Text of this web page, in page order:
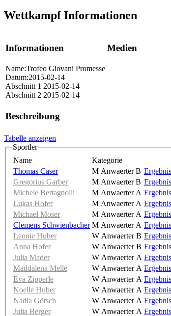
Wettkampf Informationen
Informationen Medien
Name:Trofeo Giovani Promesse
Datum:2015-02-14
Abschnitt 1 2015-02-14
Abschnitt 2 2015-02-14
Beschreibung
Tabelle anzeigen
Sportler
Name
Kategorie
Thomas Caser
M Anwaerter B
Gregorius Garber
M Anwaerter B
Michele Bertagnolli
M Anwaerter A
Lukas Hofer
M Anwaerter A
Michael Moser
M Anwaerter A
Clemens Schwienbacher M Anwaerter A
Leonie Huber
W Anwaerter B
Anna Hofer
W Anwaerter B
Julia Mader
W Anwaerter A
Maddalena Melle
W Anwaerter A
Eva Zipperle
W Anwaerter A
Noelle Huber
W Anwaerter A
Nadia Götsch
W Anwaerter A
Julia Berger
W Anwaerter A